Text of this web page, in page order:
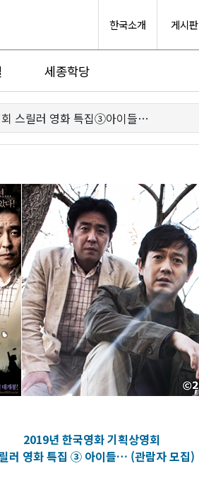
한국소개 게시판
세종학당
회 스릴러 영화 특집③아이들…
2019년 한국영화 기획상영회
러 영화 특집 ③ 아이들… (관람자 모집)